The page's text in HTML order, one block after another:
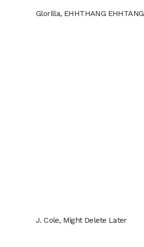
Glorilla, EHHTHANG EHHTANG
J. Cole, Might Delete Later